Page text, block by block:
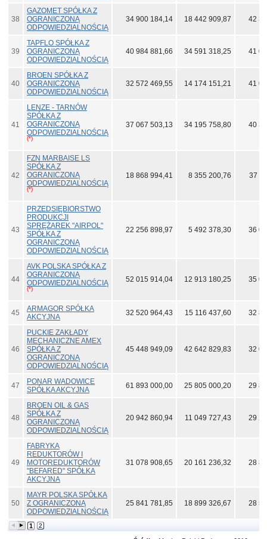
38
GAZOMET SPÓŁKA Z
OGRANICZONĄ
ODPOWIEDZIALNOŚCIĄ
34 900 184,14 18 442 909,87 42
39
TAPFLO SPÓŁKA Z
OGRANICZONĄ
ODPOWIEDZIALNOŚCIĄ
40 984 881,66 34 591 318,25 41
40
BROEN SPÓŁKA Z
OGRANICZONĄ
ODPOWIEDZIALNOŚCIĄ
32 572 469,55 14 174 151,21 41
41
LENZE - TARNÓW
SPÓŁKA Z
OGRANICZONĄ
ODPOWIEDZIALNOŚCIĄ
(*)
37 067 503,13 34 195 758,80 40
42
FZN MARBAISE LS
SPÓŁKA Z
OGRANICZONĄ
ODPOWIEDZIALNOŚCIĄ
(*)
18 868 994,41 8 355 200,76 37
43
PRZEDSIĘBIORSTWO
PRODUKCJI
SPRĘŻAREK "AIRPOL"
SPÓŁKA Z
OGRANICZONĄ
ODPOWIEDZIALNOŚCIĄ
22 256 898,97 5 492 378,30 36
44
AVK POLSKA SPÓŁKA Z
OGRANICZONĄ
ODPOWIEDZIALNOŚCIĄ
(*)
52 015 914,04 12 913 180,25 35
45
ARMAGOR SPÓŁKA
AKCYJNA
32 520 964,43 15 116 437,60 32
46
PUCKIE ZAKŁADY
MECHANICZNE AMEX
SPÓŁKA Z
OGRANICZONĄ
ODPOWIEDZIALNOŚCIĄ
45 448 949,09 42 642 829,83 32
47
PONAR WADOWICE
SPÓŁKA AKCYJNA
61 893 000,00 25 805 000,20 29
48
BROEN OIL & GAS
SPÓŁKA Z
OGRANICZONĄ
ODPOWIEDZIALNOŚCIĄ
20 942 860,94 11 049 727,43 29
49
FABRYKA
REDUKTORÓW I
MOTOREDUKTORÓW
"BEFARED" SPÓŁKA
AKCYJNA
31 078 908,65 20 161 236,32 28
50
MAYR POLSKA SPÓŁKA
Z OGRANICZONĄ
ODPOWIEDZIALNOŚCIĄ
25 841 781,85 18 899 326,67 28
1 2